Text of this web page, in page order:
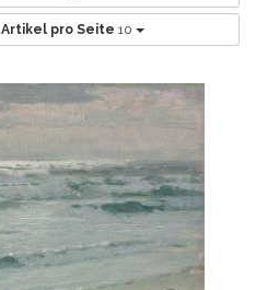
Artikel pro Seite 10